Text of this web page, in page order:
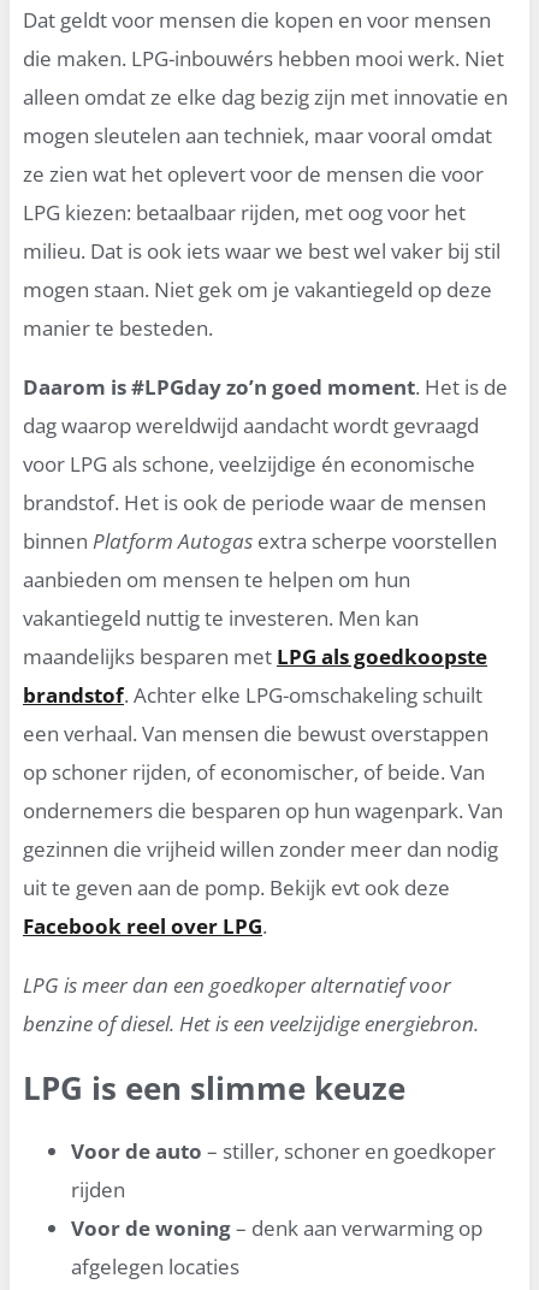
Dat geldt voor mensen die kopen en voor mensen
die maken. LPG-inbouwérs hebben mooi werk. Niet
alleen omdat ze elke dag bezig zijn met innovatie en
mogen sleutelen aan techniek, maar vooral omdat
ze zien wat het oplevert voor de mensen die voor
LPG kiezen: betaalbaar rijden, met oog voor het
milieu. Dat is ook iets waar we best wel vaker bij stil
mogen staan. Niet gek om je vakantiegeld op deze
manier te besteden.
Daarom is #LPGday zo’n goed moment. Het is de
dag waarop wereldwijd aandacht wordt gevraagd
voor LPG als schone, veelzijdige én economische
brandstof. Het is ook de periode waar de mensen
binnen Platform Autogas extra scherpe voorstellen
aanbieden om mensen te helpen om hun
vakantiegeld nuttig te investeren. Men kan
maandelijks besparen met LPG als goedkoopste
brandstof. Achter elke LPG-omschakeling schuilt
een verhaal. Van mensen die bewust overstappen
op schoner rijden, of economischer, of beide. Van
ondernemers die besparen op hun wagenpark. Van
gezinnen die vrijheid willen zonder meer dan nodig
uit te geven aan de pomp. Bekijk evt ook deze
Facebook reel over LPG.
LPG is meer dan een goedkoper alternatief voor
benzine of diesel. Het is een veelzijdige energiebron.
LPG is een slimme keuze
Voor de auto – stiller, schoner en goedkoper
rijden
Voor de woning– denk aan verwarming op
afgelegen locaties